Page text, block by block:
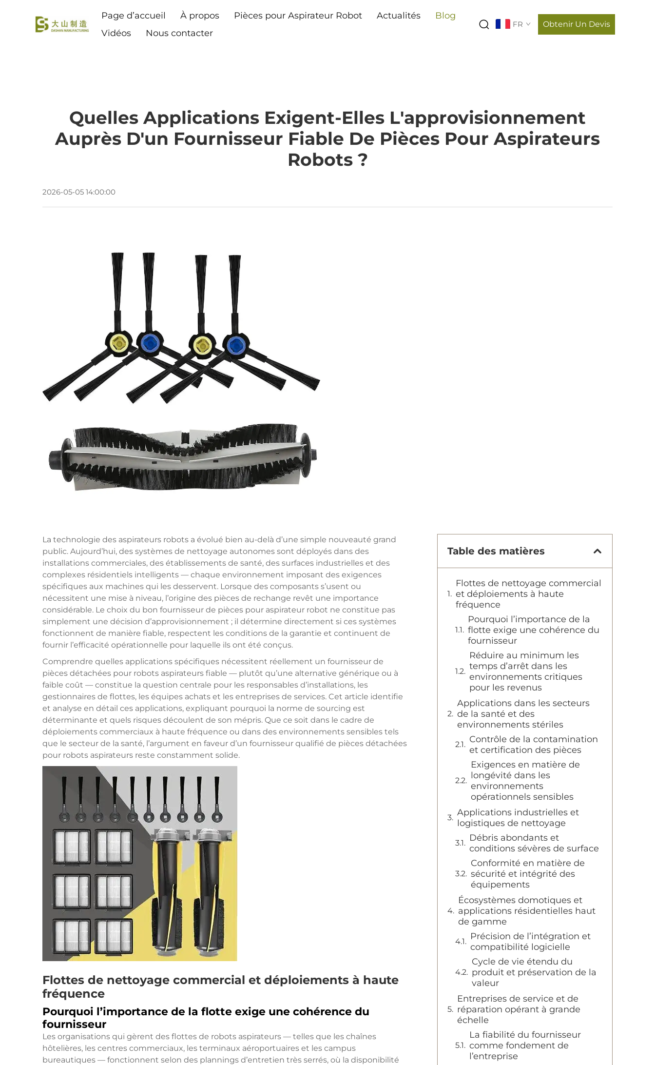
Page d’accueil À propos Pièces pour Aspirateur Robot Actualités
Blog
Vidéos
Nous contacter
FR Obtenir Un Devis
Quelles Applications Exigent-Elles L'approvisionnement
Auprès D'un Fournisseur Fiable De Pièces Pour Aspirateurs
Robots ?
2026-05-05 14:00:00
La technologie des aspirateurs robots a évolué bien au-delà d’une simple nouveauté grand
public. Aujourd’hui, des systèmes de nettoyage autonomes sont déployés dans des
installations commerciales, des établissements de santé, des surfaces industrielles et des
complexes résidentiels intelligents — chaque environnement imposant des exigences
spécifiques aux machines qui les desservent. Lorsque des composants s’usent ou
nécessitent une mise à niveau, l’origine des pièces de rechange revêt une importance
considérable. Le choix du bon fournisseur de pièces pour aspirateur robot ne constitue pas
simplement une décision d’approvisionnement ; il détermine directement si ces systèmes
fonctionnent de manière fiable, respectent les conditions de la garantie et continuent de
fournir l’efficacité opérationnelle pour laquelle ils ont été conçus.
Comprendre quelles applications spécifiques nécessitent réellement un fournisseur de
pièces détachées pour robots aspirateurs fiable — plutôt qu’une alternative générique ou à
faible coût — constitue la question centrale pour les responsables d’installations, les
gestionnaires de flottes, les équipes achats et les entreprises de services. Cet article identifie
et analyse en détail ces applications, expliquant pourquoi la norme de sourcing est
déterminante et quels risques découlent de son mépris. Que ce soit dans le cadre de
déploiements commerciaux à haute fréquence ou dans des environnements sensibles tels
que le secteur de la santé, l’argument en faveur d’un fournisseur qualifié de pièces détachées
pour robots aspirateurs reste constamment solide.
Flottes de nettoyage commercial et déploiements à haute
fréquence
Pourquoi l’importance de la flotte exige une cohérence du
fournisseur
Les organisations qui gèrent des flottes de robots aspirateurs — telles que les chaînes
hôtelières, les centres commerciaux, les terminaux aéroportuaires et les campus
bureautiques — fonctionnent selon des plannings d’entretien très serrés, où la disponibilité
Table des matières
Flottes de nettoyage commercial
et déploiements à haute
fréquence
Pourquoi l’importance de la
flotte exige une cohérence du
fournisseur
Réduire au minimum les
temps d’arrêt dans les
environnements critiques
pour les revenus
Applications dans les secteurs
de la santé et des
environnements stériles
Contrôle de la contamination
et certification des pièces
Exigences en matière de
longévité dans les
environnements
opérationnels sensibles
Applications industrielles et
logistiques de nettoyage
Débris abondants et
conditions sévères de surface
Conformité en matière de
sécurité et intégrité des
équipements
Écosystèmes domotiques et
applications résidentielles haut
de gamme
Précision de l’intégration et
compatibilité logicielle
Cycle de vie étendu du
produit et préservation de la
valeur
Entreprises de service et de
réparation opérant à grande
échelle
La fiabilité du fournisseur
comme fondement de
l’entreprise